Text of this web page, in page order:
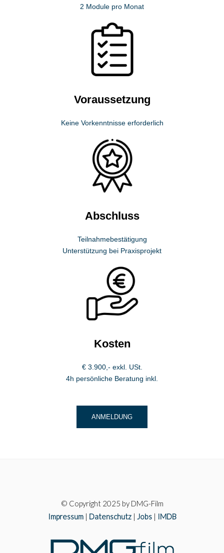
2 Module pro Monat
Voraussetzung
Keine Vorkenntnisse erforderlich
Abschluss
Teilnahmebestätigung
Unterstützung bei Praxisprojekt
Kosten
€ 3.900,- exkl. USt.
4h persönliche Beratung inkl.
ANMELDUNG
© Copyright 2025 by DMG-Film
Impressum| Datenschutz| Jobs| IMDB